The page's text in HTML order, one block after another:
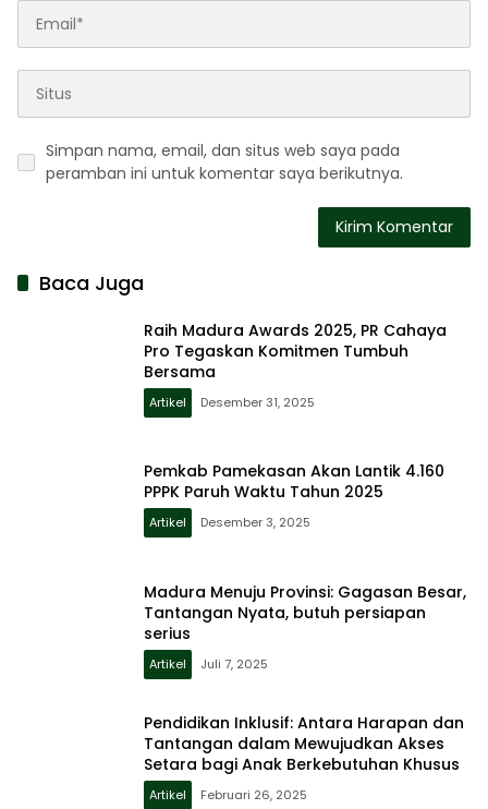
Simpan nama, email, dan situs web saya pada
peramban ini untuk komentar saya berikutnya.
Baca Juga
Raih Madura Awards 2025, PR Cahaya
Pro Tegaskan Komitmen Tumbuh
Bersama
Artikel Desember 31, 2025
Pemkab Pamekasan Akan Lantik 4.160
PPPK Paruh Waktu Tahun 2025
Artikel Desember 3, 2025
Madura Menuju Provinsi: Gagasan Besar,
Tantangan Nyata, butuh persiapan
serius
Artikel Juli 7, 2025
Pendidikan Inklusif: Antara Harapan dan
Tantangan dalam Mewujudkan Akses
Setara bagi Anak Berkebutuhan Khusus
Artikel Februari 26, 2025